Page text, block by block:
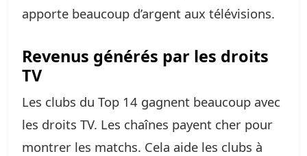
apporte beaucoup d’argent aux télévisions.
Revenus générés par les droits
TV
Les clubs du Top 14 gagnent beaucoup avec
les droits TV. Les chaînes payent cher pour
montrer les matchs. Cela aide les clubs à